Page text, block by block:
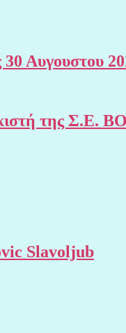
Αυγουστου
της
Slavoljub